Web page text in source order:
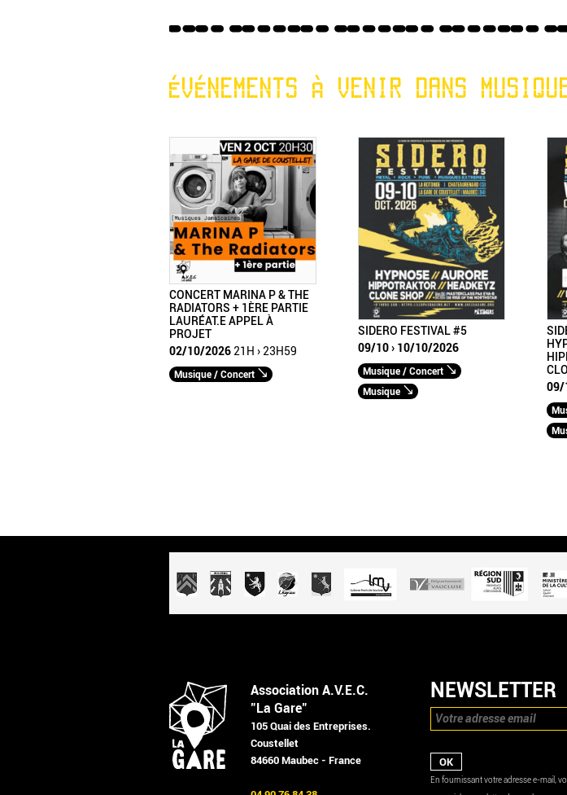
ÉVÉNEMENTS À VENIR DANS
CONCERT MARINA P & THE
RADIATORS + 1ÈRE PARTIE
LAURÉAT.E APPEL À
PROJET
02/10/2026 21H › 23H59
Musique / Concert
SIDERO FESTIVAL #5
09/10 › 10/10/2026
Musique / Concert
Musique
09/
Association A.V.E.C.
"La Gare"
105 Quai des Entreprises.
Coustellet
84660 Maubec - France
NEWSLETTER
En fournissant votre adresse e-mail,